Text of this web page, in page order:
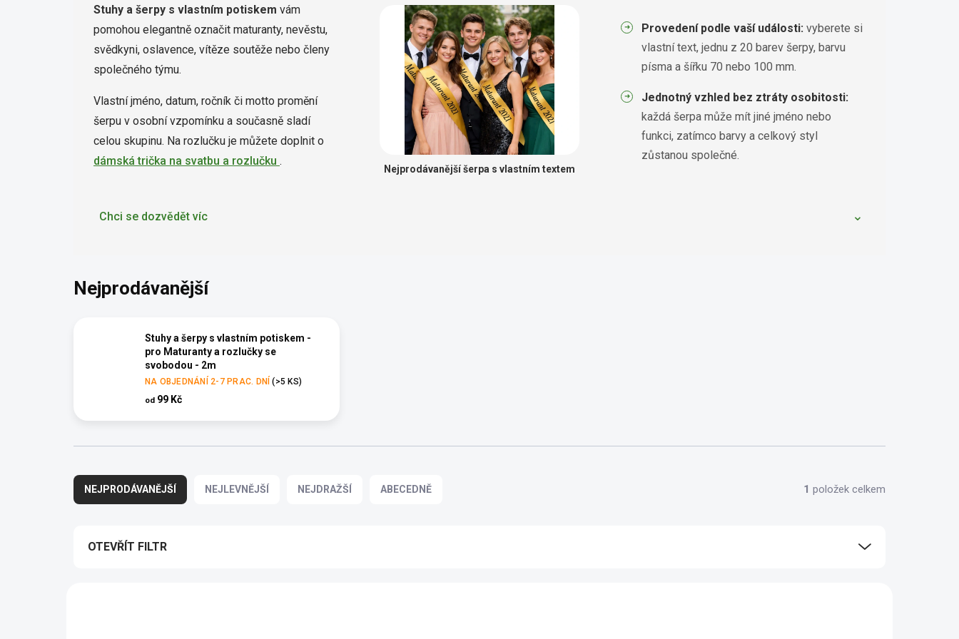
Stuhy a šerpy s vlastním potiskem vám
pomohou elegantně označit maturanty, nevěstu,
svědkyni, oslavence, vítěze soutěže nebo členy
společného týmu.
Vlastní jméno, datum, ročník či motto promění
šerpu v osobní vzpomínku a současně sladí
celou skupinu. Na rozlučku je můžete doplnit o
dámská trička na svatbu a rozlučku .
Nejprodávanější šerpa s vlastním textem
Provedení podle vaší události: vyberete si
vlastní text, jednu z 20 barev šerpy, barvu
písma a šířku 70 nebo 100 mm.
Jednotný vzhled bez ztráty osobitosti:
každá šerpa může mít jiné jméno nebo
funkci, zatímco barvy a celkový styl
zůstanou společné.
Chci se dozvědět víc
Nejprodávanější
Stuhy a šerpy s vlastním potiskem -
pro Maturanty a rozlučky se
svobodou - 2m
NA OBJEDNÁNÍ 2-7 PRAC. DNÍ(>5 KS)
od 99 Kč
a
z
NEJPRODÁVANĚJŠÍ NEJLEVNĚJŠÍ NEJDRAŽŠÍ ABECEDNĚ 1 položek celkem
OTEVŘÍT FILTR